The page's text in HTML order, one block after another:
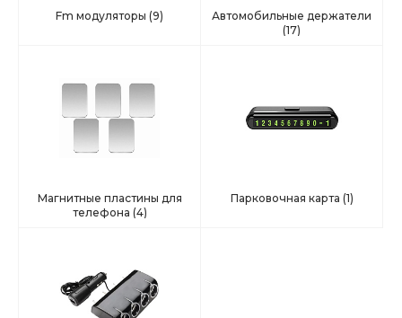
Fm модуляторы (9)
Автомобильные держатели
(17)
Магнитные пластины для
телефона (4)
Парковочная карта (1)